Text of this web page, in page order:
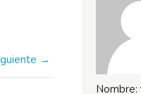
→
Nombre: